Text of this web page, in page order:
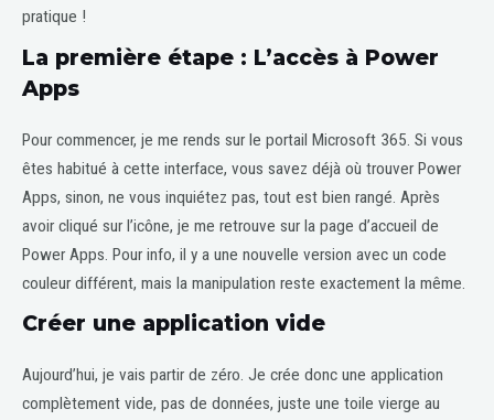
pratique !
La première étape : L’accès à Power
Apps
Pour commencer, je me rends sur le portail Microsoft 365. Si vous
êtes habitué à cette interface, vous savez déjà où trouver Power
Apps, sinon, ne vous inquiétez pas, tout est bien rangé. Après
avoir cliqué sur l’icône, je me retrouve sur la page d’accueil de
Power Apps. Pour info, il y a une nouvelle version avec un code
couleur différent, mais la manipulation reste exactement la même.
Créer une application vide
Aujourd’hui, je vais partir de zéro. Je crée donc une application
complètement vide, pas de données, juste une toile vierge au